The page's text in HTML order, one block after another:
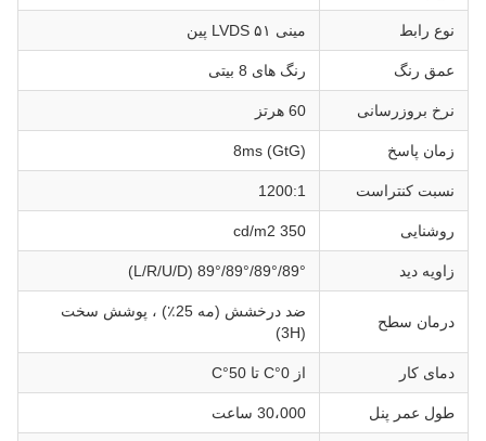
نوع رابط مینی LVDS ۵۱ پین
عمق رنگ رنگ های 8 بیتی
نرخ بروزرسانی 60 هرتز
زمان پاسخ 8ms (GtG)
نسبت کنتراست 1200:1
روشنایی 350 cd/m2
زاویه دید 89°/89°/89°/89° (L/R/U/D)
درمان سطح
ضد درخشش (مه 25٪) ، پوشش سخت
دمای کار از 0°C تا 50°C
طول عمر پنل 30،000 ساعت